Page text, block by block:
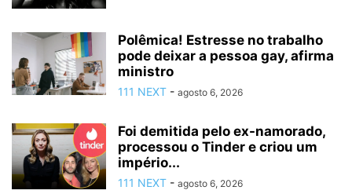
Polêmica! Estresse no trabalho
pode deixar a pessoa gay, afirma
ministro
111 NEXT - agosto 6, 2026
Foi demitida pelo ex-namorado,
processou o Tinder e criou um
império...
111 NEXT - agosto 6, 2026